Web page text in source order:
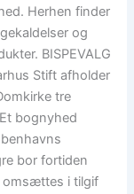
Herhen finder
og
BISPEVALG
Stift afholder
tre
bognyhed
bor fortiden
omsættes i tilgif